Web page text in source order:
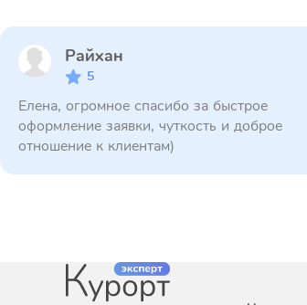
Райхан
5
Елена, огромное спасибо за быстрое
оформление заявки, чуткость и доброе
отношение к клиентам)